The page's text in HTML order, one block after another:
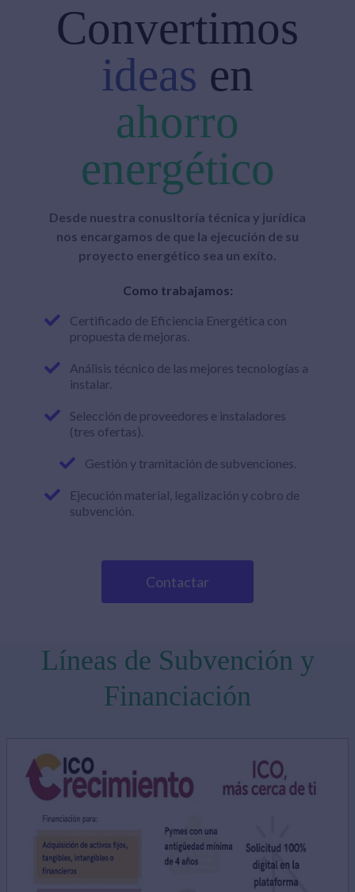
Convertimos
ideas en
ahorro
energético
Desde nuestra conusltoría técnica y jurídica
nos encargamos de que la ejecución de su
proyecto energético sea un exíto.
Como trabajamos:
Certificado de Eficiencia Energética con
propuesta de mejoras.
Análisis técnico de las mejores tecnologías a
instalar.
Selección de proveedores e instaladores
(tres ofertas).
Gestión y tramitación de subvenciones.
Ejecución material, legalización y cobro de
subvención.
Contactar
Líneas de Subvención y
Financiación